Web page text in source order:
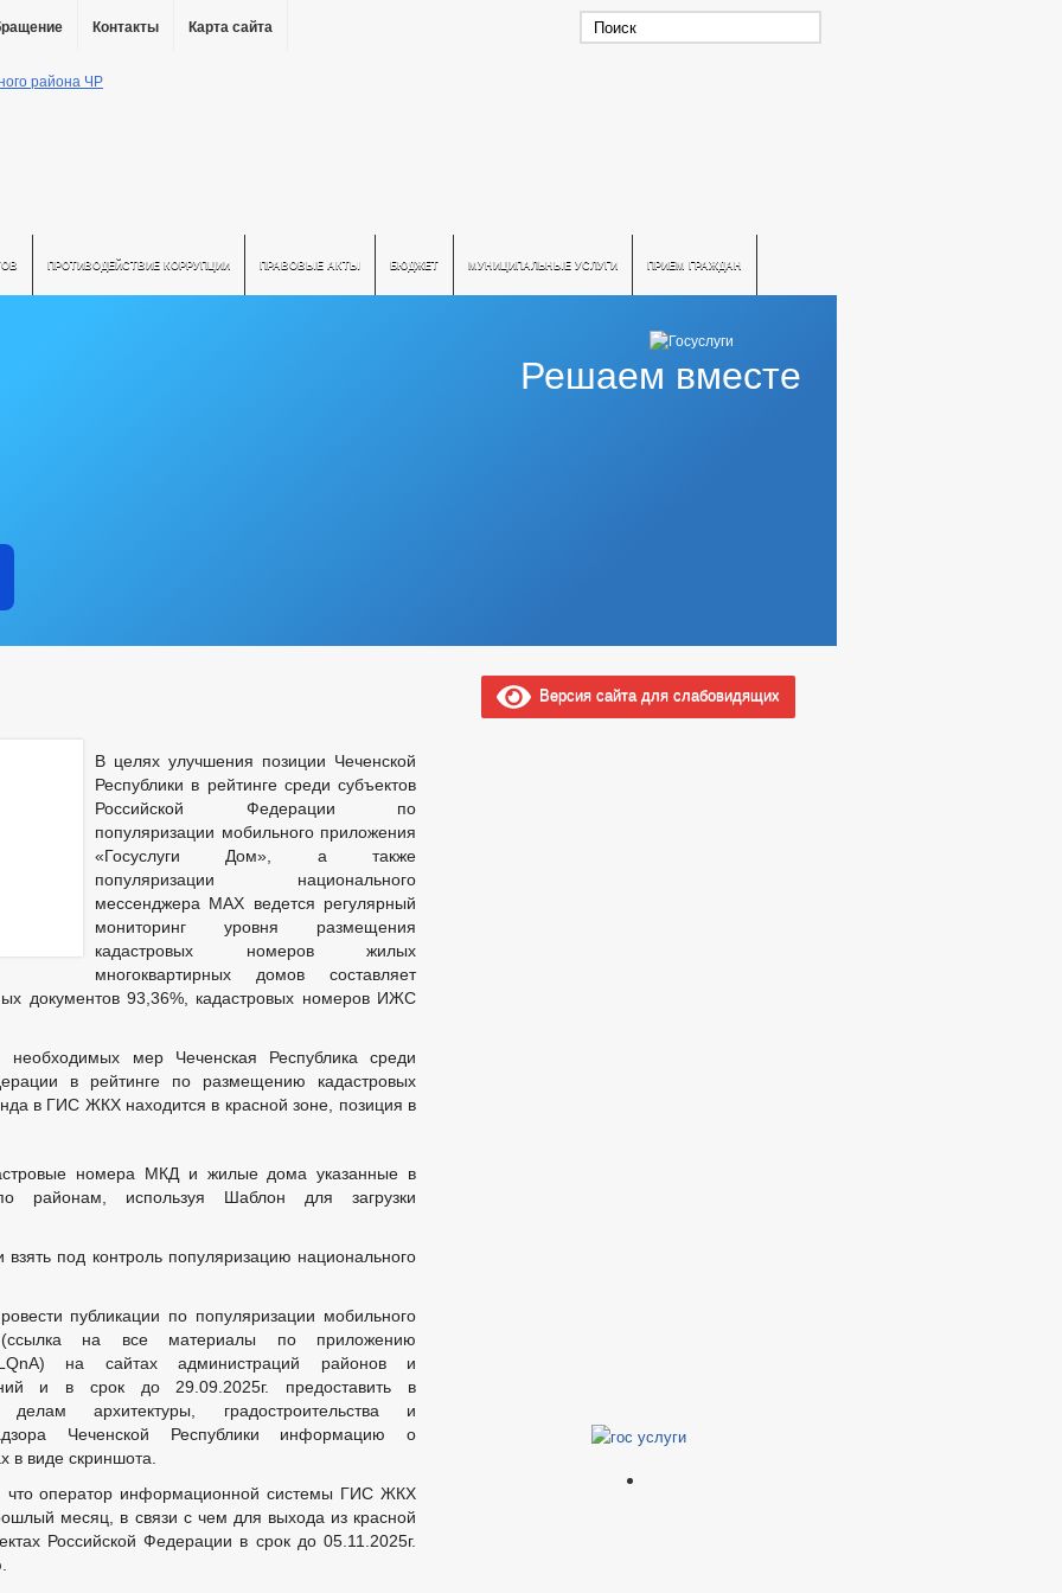
Контакты Карта сайта
ПРОТИВОДЕЙСТВИЕ КОРРУПЦИИ ПРАВОВЫЕ АКТЫ БЮДЖЕТ МУНИЦИПАЛЬНЫЕ УСЛУГИ ПРИЕМ ГРАЖДАН
Решаем вместе
В целях улучшения позиции Чеченской
Республики в рейтинге среди субъектов
Российской Федерации по
популяризации мобильного приложения
«Госуслуги Дом», а также
популяризации национального
мессенджера МАХ ведется регулярный
мониторинг уровня размещения
кадастровых номеров жилых
многоквартирных домов составляет
документов 93,36%, кадастровых номеров ИЖС
необходимых мер Чеченская Республика среди
в рейтинге по размещению кадастровых
в ГИС ЖКХ находится в красной зоне, позиция в
номера МКД и жилые дома указанные в
используя Шаблон для загрузки
под контроль популяризацию национального
публикации по популяризации мобильного
на все материалы по приложению
на сайтах администраций районов и
и в срок до 29.09.2025г. предоставить в
архитектуры, градостроительства и
Чеченской Республики информацию о
в виде скриншота.
что оператор информационной системы ГИС ЖКХ
месяц, в связи с чем для выхода из красной
Российской Федерации в срок до 05.11.2025г.
Версия сайта для слабовидящих